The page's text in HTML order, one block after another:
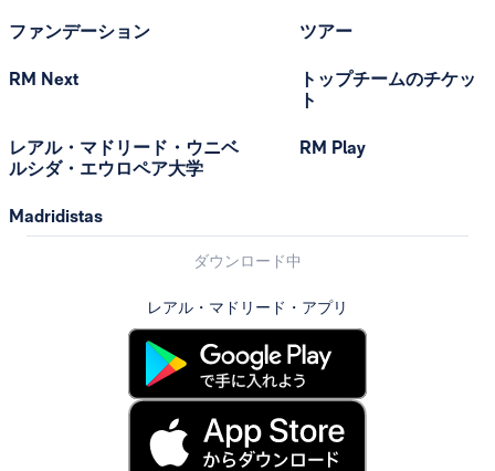
ファンデーション
RM Next
レアル・マドリード・ウニベ
ルシダ・エウロペア大学
Madridistas
ツアー
トップチームのチケッ
ト
RM Play
ダウンロード中
レアル・マドリード・アプリ